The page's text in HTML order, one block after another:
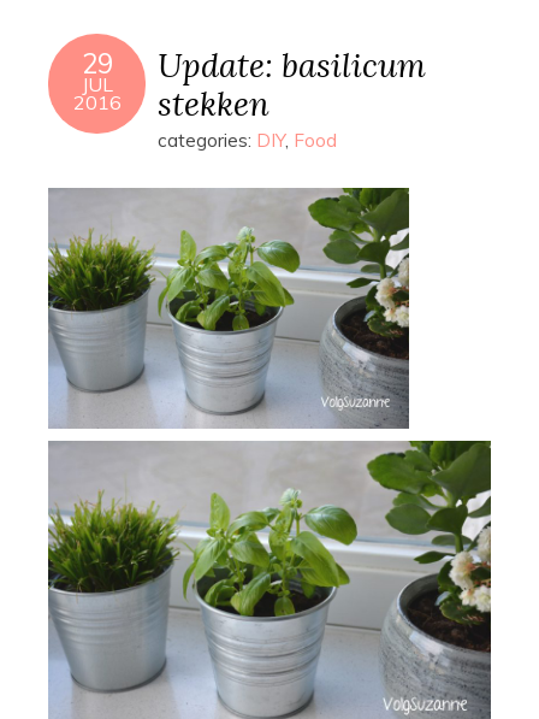
29
JUL
2016
Update: basilicum
stekken
categories: DIY, Food